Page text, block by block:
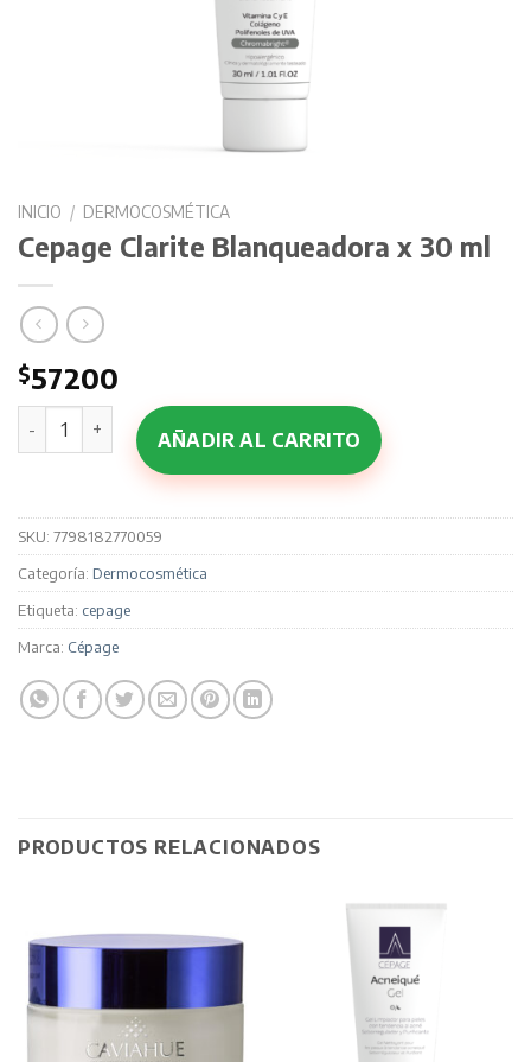
INICIO / DERMOCOSMÉTICA
Cepage Clarite Blanqueadora x 30 ml
$57200
Cepage Clarite Blanqueadora x 30 ml cantidad
AÑADIR AL CARRITO
SKU: 7798182770059
Categoría: Dermocosmética
Etiqueta: cepage
Marca: Cépage
PRODUCTOS RELACIONADOS